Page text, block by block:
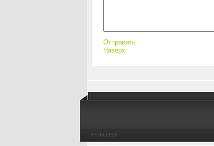
Отправить
Наверх
07.08.2026